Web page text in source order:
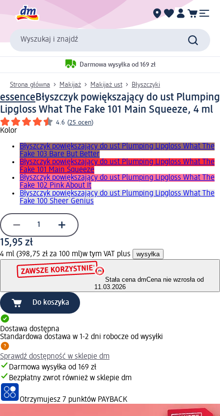
Wyszukaj i znajdź
Darmowa wysyłka od 169 zł
Strona główna Makijaż Makijaż ust Błyszczyki
essenceBłyszczyk powiększający do ust Plumping
Lipgloss What The Fake 101 Main Squeeze, 4 ml
4.6 (25 ocen)
Kolor
Błyszczyk powiększający do ust Plumping Lipgloss What The
Fake 103 Bare But Better
Błyszczyk powiększający do ust Plumping Lipgloss What The
Fake 101 Main Squeeze
Błyszczyk powiększający do ust Plumping Lipgloss What The
Fake 102 Pink About It
Błyszczyk powiększający do ust Plumping Lipgloss What The
Fake 100 Sheer Genius
15,95 zł
4 ml (398,75 zł za 100 ml)w tym VAT plus wysyłka
Stała cena dmCena nie wzrosła od
11.03.2026
Do koszyka
Dostawa dostępna
Standardowa dostawa w 1-2 dni robocze od wysyłki
Sprawdź dostępność w sklepie dm
Darmowa wysyłka od 169 zł
Bezpłatny zwrot również w sklepie dm
Otrzymujesz 7 punktów PAYBACK